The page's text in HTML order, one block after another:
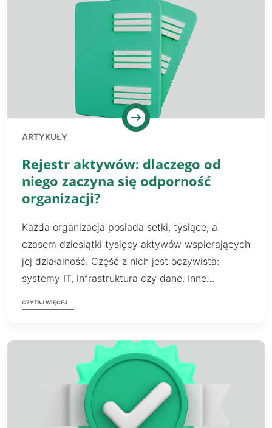
ARTYKUŁY
Rejestr aktywów: dlaczego od
niego zaczyna się odporność
organizacji?
Każda organizacja posiada setki, tysiące, a
czasem dziesiątki tysięcy aktywów wspierających
jej działalność. Część z nich jest oczywista:
systemy IT, infrastruktura czy dane. Inne…
CZYTAJ WIĘCEJ